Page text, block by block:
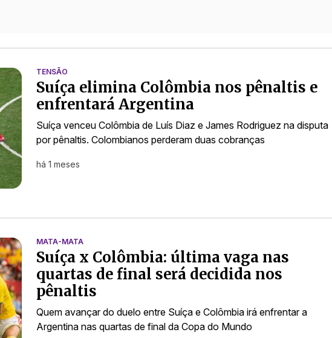
TENSÃO
Suíça elimina Colômbia nos pênaltis e
enfrentará Argentina
Suíça venceu Colômbia de Luís Diaz e James Rodriguez na disputa
por pênaltis. Colombianos perderam duas cobranças
há 1 meses
MATA-MATA
Suíça x Colômbia: última vaga nas
quartas de final será decidida nos
pênaltis
Quem avançar do duelo entre Suíça e Colômbia irá enfrentar a
Argentina nas quartas de final da Copa do Mundo